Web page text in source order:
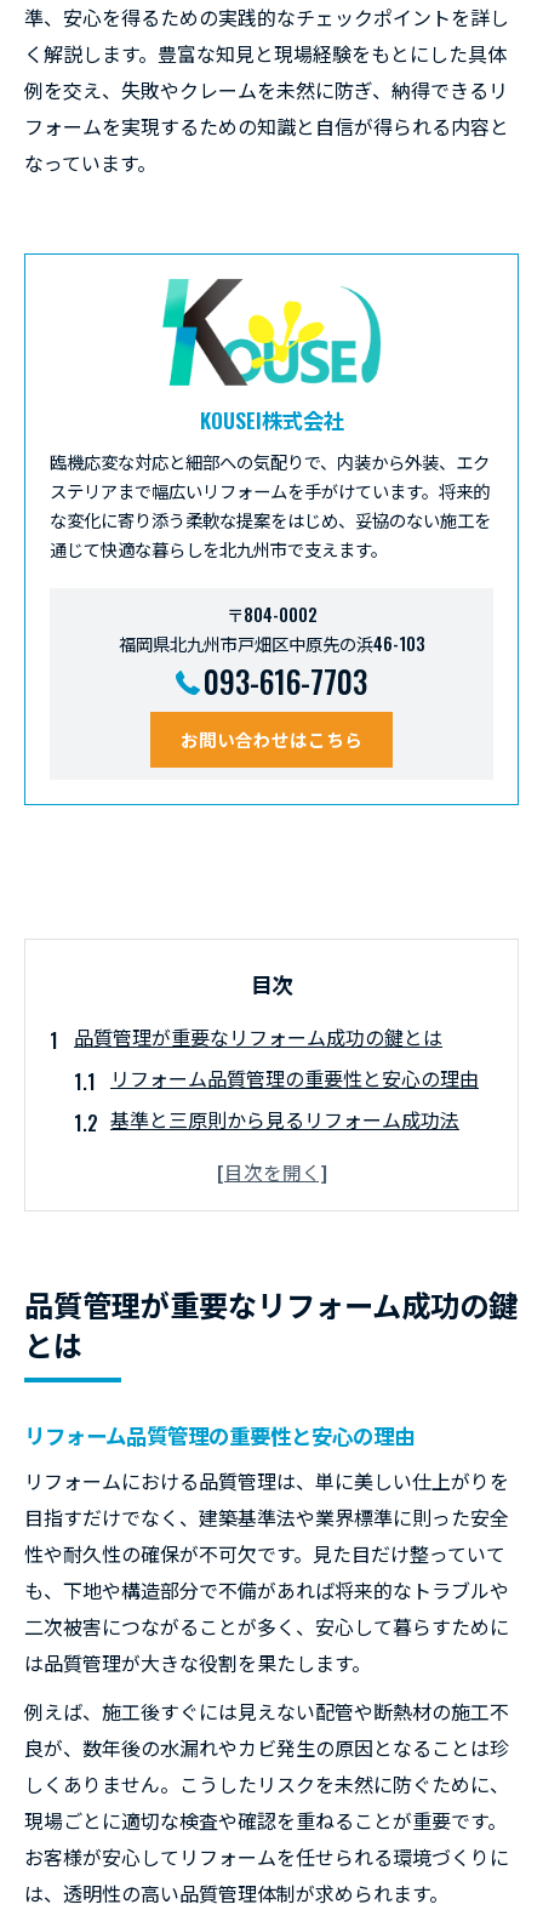
準、安心を得るための実践的なチェックポイントを詳し
く解説します。豊富な知見と現場経験をもとにした具体
例を交え、失敗やクレームを未然に防ぎ、納得できるリ
フォームを実現するための知識と自信が得られる内容と
なっています。
KOUSEI株式会社
臨機応変な対応と細部への気配りで、内装から外装、エク
ステリアまで幅広いリフォームを手がけています。将来的
な変化に寄り添う柔軟な提案をはじめ、妥協のない施工を
通じて快適な暮らしを北九州市で支えます。
〒804-0002
福岡県北九州市戸畑区中原先の浜46-103
093-616-7703
お問い合わせはこちら
目次
品質管理が重要なリフォーム成功の鍵とは
リフォーム品質管理の重要性と安心の理由
基準と三原則から見るリフォーム成功法
工事現場で重視すべき品質管理ポイント
安心できるリフォーム現場の品質確認方法
リフォーム現場での品質確認の流れと手順
ント
現場で役立つ品質管理の実践チェックリス
ト
リフォーム現場での不安を減らす確認術
見落としがちなリフォーム品質のチェック要点
リフォームで忘れがちな下地品質の確認法
隠れたリフォーム品質の落とし穴と対策
リフォーム品質管理で重視したい細部の検
査
工事中に見落としやすい品質リスクとは
リフォーム工事で品質保証を高める工夫
品質管理が重要なリフォーム成功の鍵
とは
リフォーム品質管理の重要性と安心の理由
リフォームにおける品質管理は、単に美しい仕上がりを
目指すだけでなく、建築基準法や業界標準に則った安全
性や耐久性の確保が不可欠です。見た目だけ整っていて
も、下地や構造部分で不備があれば将来的なトラブルや
二次被害につながることが多く、安心して暮らすために
は品質管理が大きな役割を果たします。
例えば、施工後すぐには見えない配管や断熱材の施工不
良が、数年後の水漏れやカビ発生の原因となることは珍
しくありません。こうしたリスクを未然に防ぐために、
現場ごとに適切な検査や確認を重ねることが重要です。
お客様が安心してリフォームを任せられる環境づくりに
は、透明性の高い品質管理体制が求められます。